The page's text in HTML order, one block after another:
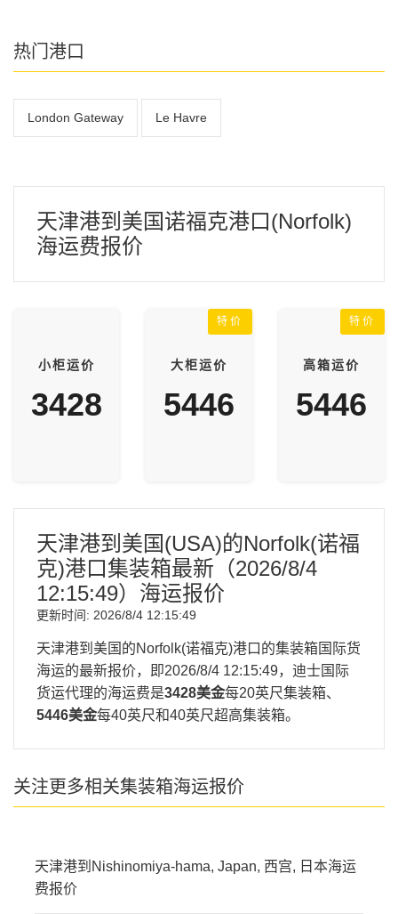
热门港口
London Gateway Le Havre
天津港到美国诺福克港口(Norfolk)
海运费报价
小柜运价
3428
特价
大柜运价
5446
特价
高箱运价
5446
天津港到美国(USA)的Norfolk(诺福
克)港口集装箱最新（2026/8/4
12:15:49）海运报价
更新时间: 2026/8/4 12:15:49
天津港到美国的Norfolk(诺福克)港口的集装箱国际货
海运的最新报价，即2026/8/4 12:15:49，迪士国际
货运代理的海运费是3428美金每20英尺集装箱、
5446美金每40英尺和40英尺超高集装箱。
关注更多相关集装箱海运报价
天津港到Nishinomiya-hama, Japan, 西宫, 日本海运
费报价